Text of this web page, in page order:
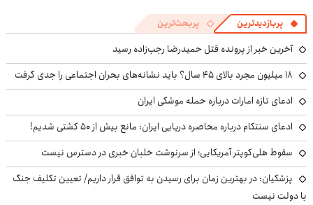
پربازدیدترین پربحث‌ترین
آخرین خبر از پرونده قتل حمیدرضا رجب‌زاده رسید
۱۸ میلیون مجرد بالای ۴۵ سال؟ باید نشانه‌های بحران اجتماعی را جدی گرفت
ادعای تازه امارات درباره حمله موشکی ایران
ادعای سنتکام درباره محاصره دریایی ایران: مانع بیش از ۵۰ کشتی شدیم!
سقوط هلی‌کوپتر آمریکایی؛ از سرنوشت خلبان خبری در دسترس نیست
پزشکیان‌: در بهترین زمان برای رسیدن به توافق قرار داریم/ تعیین تکلیف جنگ
با دولت نیست